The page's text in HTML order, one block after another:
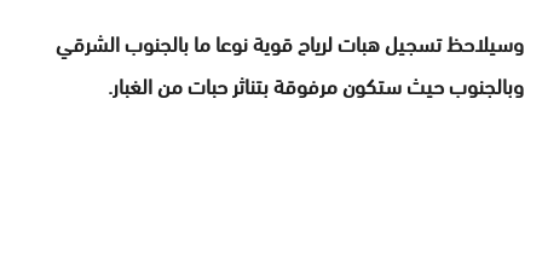
وسيلاحظ تسجيل هبات لرياح قوية نوعا ما بالجنوب الشرقي
وبالجنوب حيث ستكون مرفوقة بتناثر حبات من الغبار.